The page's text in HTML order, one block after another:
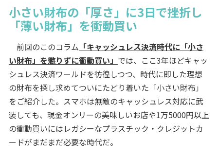
小さい財布の「厚さ」に3日で挫折し
「薄い財布」を衝動買い
前回のこのコラム 「キャッシュレス決済時代に「小さ
い財布」を懲りずに衝動買い」 では、ここ3年ほどキャッ
シュレス決済ワールドを彷徨しつつ、時代に即した理想
の財布を探し求めてついにたどり着いた「小さい財布」
をご紹介した。スマホは無敵のキャッシュレス対応に武
装しても、現金オンリーの美味しいお店や1万5000円以上
の衝動買いにはレガシーなプラスチック・クレジットカ
ードがまだまだ必要な時代だ。